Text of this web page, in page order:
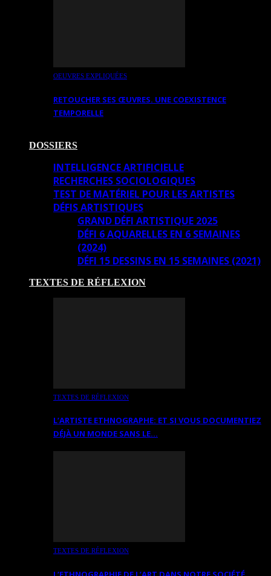
OEUVRES EXPLIQUÉES
RETOUCHER SES ŒUVRES. UNE COEXISTENCE
TEMPORELLE
DOSSIERS
INTELLIGENCE ARTIFICIELLE
RECHERCHES SOCIOLOGIQUES
TEST DE MATÉRIEL POUR LES ARTISTES
DÉFIS ARTISTIQUES
GRAND DÉFI ARTISTIQUE 2025
DÉFI 6 AQUARELLES EN 6 SEMAINES
(2024)
DÉFI 15 DESSINS EN 15 SEMAINES (2021)
TEXTES DE RÉFLEXION
TEXTES DE RÉFLEXION
L’ARTISTE ETHNOGRAPHE: ET SI VOUS DOCUMENTIEZ
DÉJÀ UN MONDE SANS LE…
TEXTES DE RÉFLEXION